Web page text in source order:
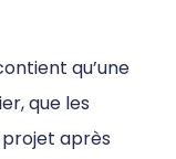
qu’une
que les
après